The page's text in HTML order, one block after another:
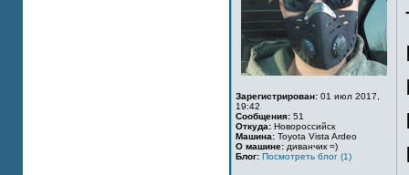
Зарегистрирован: 01 июл 2017,
19:42
Сообщения: 51
Откуда: Новороссийск
Машина: Toyota Vista Ardeo
О машине: диванчик =)
Блог: Посмотреть блог (1)